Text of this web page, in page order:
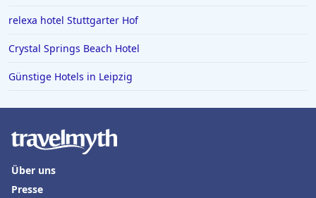
relexa hotel Stuttgarter Hof
Crystal Springs Beach Hotel
Günstige Hotels in Leipzig
Über uns
Presse